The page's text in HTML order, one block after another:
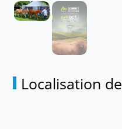
Localisation de